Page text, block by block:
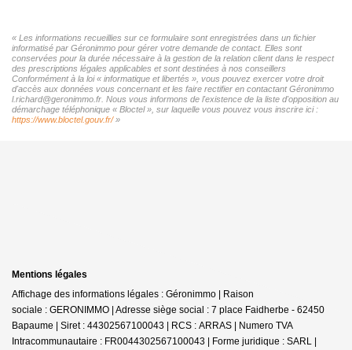
« Les informations recueillies sur ce formulaire sont enregistrées dans un fichier
informatisé par Géronimmo pour gérer votre demande de contact. Elles sont
conservées pour la durée nécessaire à la gestion de la relation client dans le respect
des prescriptions légales applicables et sont destinées à nos conseillers
Conformément à la loi « informatique et libertés », vous pouvez exercer votre droit
d'accès aux données vous concernant et les faire rectifier en contactant Géronimmo
l.richard@geronimmo.fr. Nous vous informons de l'existence de la liste d'opposition au
démarchage téléphonique « Bloctel », sur laquelle vous pouvez vous inscrire ici :
https://www.bloctel.gouv.fr/»
Mentions légales
Affichage des informations légales : Géronimmo | Raison
sociale : GERONIMMO | Adresse siège social : 7 place Faidherbe - 62450
Bapaume | Siret : 44302567100043 | RCS : ARRAS | Numero TVA
Intracommunautaire : FR0044302567100043 | Forme juridique : SARL |